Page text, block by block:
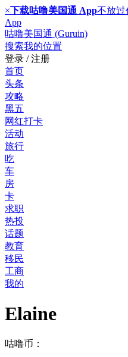
×下载咕噜美国通 App不放过
App
咕噜美国通 (Guruin)
搜索我的位置
登录 / 注册
首页
头条
攻略
黑五
网红打卡
活动
旅行
吃
车
房
卡
求职
热投
话题
教育
移民
工商
我的
Elaine
咕噜币：